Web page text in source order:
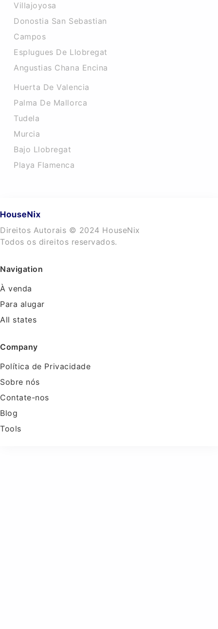
Villajoyosa
Donostia San Sebastian
Campos
Esplugues De Llobregat
Angustias Chana Encina
Huerta De Valencia
Palma De Mallorca
Tudela
Murcia
Bajo Llobregat
Playa Flamenca
Direitos Autorais © 2024 HouseNix
Todos os direitos reservados.
Navigation
À venda
Para alugar
All states
Company
Política de Privacidade
Sobre nós
Contate-nos
Blog
Tools